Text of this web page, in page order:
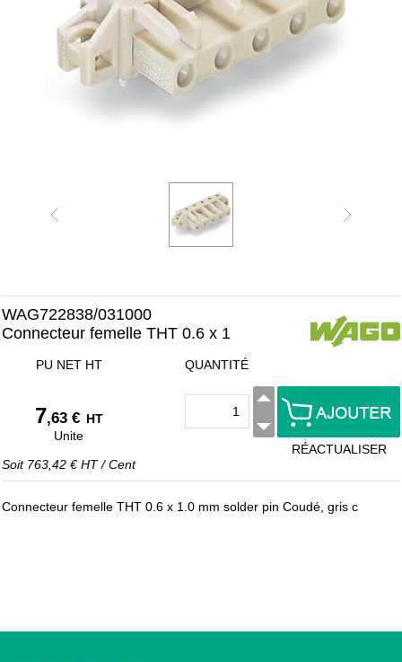
WAG722838/031000
Connecteur femelle THT 0.6 x 1
PU NET HT
7,63 € HT
Unite
Soit 763,42 € HT/Cent
QUANTITÉ
RÉACTUALISER
Connecteur femelle THT 0.6 x 1.0 mm solder pin Coudé, gris c